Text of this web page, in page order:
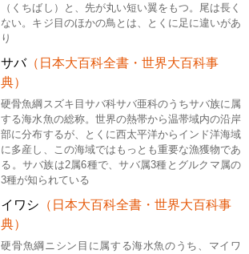
（くちばし）と、先が丸い短い翼をもつ。尾は長く
ない。キジ目のほかの鳥とは、とくに足に違いがあ
り
サバ（日本大百科全書・世界大百科事
典）
硬骨魚綱スズキ目サバ科サバ亜科のうちサバ族に属
する海水魚の総称。世界の熱帯から温帯域内の沿岸
部に分布するが、とくに西太平洋からインド洋海域
に多産し、この海域ではもっとも重要な漁獲物であ
る。サバ族は2属6種で、サバ属3種とグルクマ属の
3種が知られている
イワシ （日本大百科全書・世界大百科事
典）
硬骨魚綱ニシン目に属する海水魚のうち、マイワ